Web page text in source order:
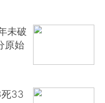
未破
原始
33